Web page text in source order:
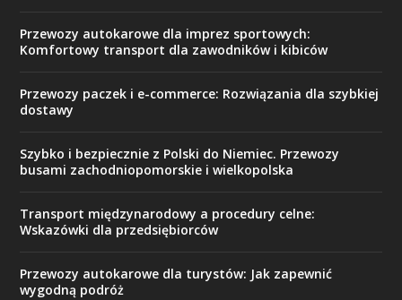
Przewozy autokarowe dla imprez sportowych:
Komfortowy transport dla zawodników i kibiców
Przewozy paczek i e-commerce: Rozwiązania dla szybkiej
dostawy
Szybko i bezpiecznie z Polski do Niemiec. Przewozy
busami zachodniopomorskie i wielkopolska
Transport międzynarodowy a procedury celne:
Wskazówki dla przedsiębiorców
Przewozy autokarowe dla turystów: Jak zapewnić
wygodną podróż